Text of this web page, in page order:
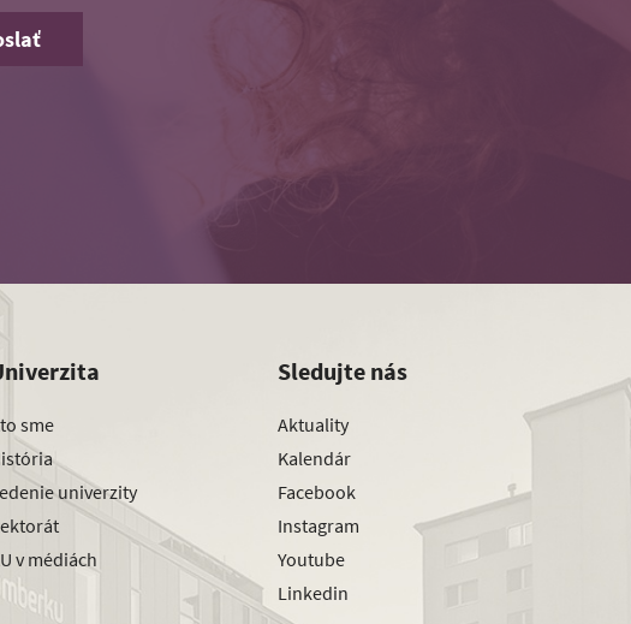
sme
univerzity
v médiách
Sledujte nás
Aktuality
Kalendár
Facebook
Instagram
Youtube
Linkedin